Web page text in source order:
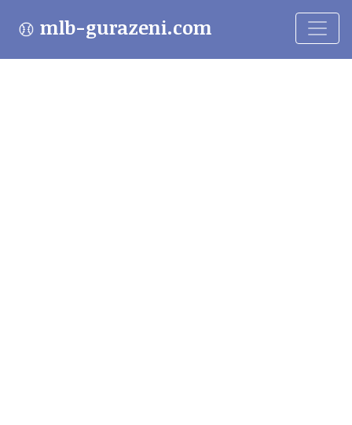
mlb-gurazeni.com